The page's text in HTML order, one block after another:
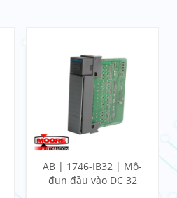
AB | 1746-IB32 | Mô-
đun đầu vào DC 32